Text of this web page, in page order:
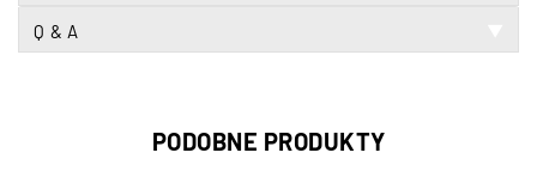
Q & A
PODOBNE PRODUKTY